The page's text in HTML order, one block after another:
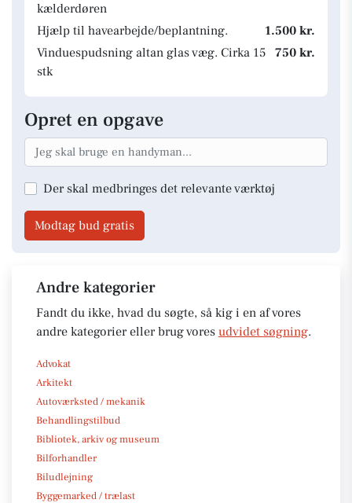
kælderdøren
Hjælp til havearbejde/beplantning.
1.500 kr.
Vinduespudsning altan glas væg. Cirka 15
stk
750 kr.
Opret en opgave
Der skal medbringes det relevante værktøj
Modtag bud gratis
Andre kategorier
Fandt du ikke, hvad du søgte, så kig i en af vores
andre kategorier eller brug vores udvidet søgning.
Advokat
Arkitekt
Autoværksted / mekanik
Behandlingstilbud
Bibliotek, arkiv og museum
Bilforhandler
Biludlejning
Byggemarked / trælast